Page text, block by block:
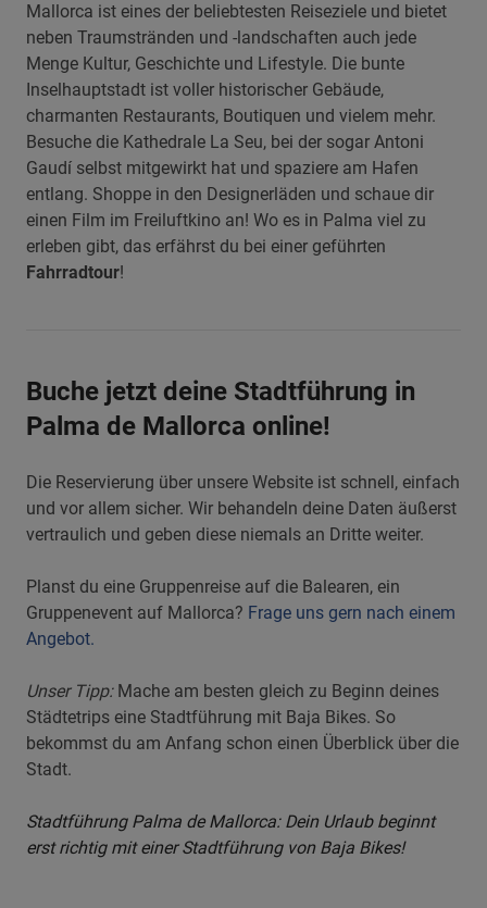
Mallorca ist eines der beliebtesten Reiseziele und bietet
neben Traumstränden und -landschaften auch jede
Menge Kultur, Geschichte und Lifestyle. Die bunte
Inselhauptstadt ist voller historischer Gebäude,
charmanten Restaurants, Boutiquen und vielem mehr.
Besuche die Kathedrale La Seu, bei der sogar Antoni
Gaudí selbst mitgewirkt hat und spaziere am Hafen
entlang. Shoppe in den Designerläden und schaue dir
einen Film im Freiluftkino an! Wo es in Palma viel zu
erleben gibt, das erfährst du bei einer geführten
Fahrradtour!
Buche jetzt deine Stadtführung in
Palma de Mallorca online!
Die Reservierung über unsere Website ist schnell, einfach
und vor allem sicher. Wir behandeln deine Daten äußerst
vertraulich und geben diese niemals an Dritte weiter.
Planst du eine Gruppenreise auf die Balearen, ein
Gruppenevent auf Mallorca? Frage uns gern nach einem
Angebot.
Unser Tipp:Mache am besten gleich zu Beginn deines
Städtetrips eine Stadtführung mit Baja Bikes. So
bekommst du am Anfang schon einen Überblick über die
Stadt.
Stadtführung Palma de Mallorca: Dein Urlaub beginnt
erst richtig mit einer Stadtführung von Baja Bikes!